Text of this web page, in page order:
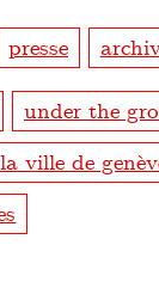
presse
under the
ville de